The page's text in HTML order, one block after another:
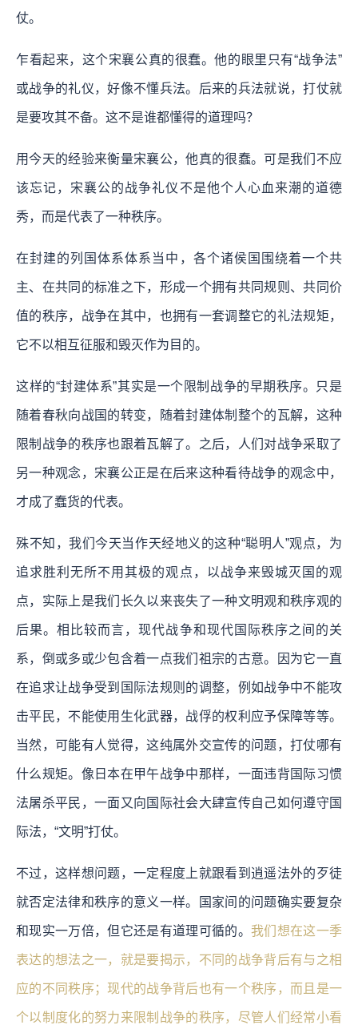
仗。
乍看起来，这个宋襄公真的很蠢。他的眼里只有“战争法”
或战争的礼仪，好像不懂兵法。后来的兵法就说，打仗就
是要攻其不备。这不是谁都懂得的道理吗？
用今天的经验来衡量宋襄公，他真的很蠢。可是我们不应
该忘记，宋襄公的战争礼仪不是他个人心血来潮的道德
秀，而是代表了一种秩序。
在封建的列国体系体系当中，各个诸侯国围绕着一个共
主、在共同的标准之下，形成一个拥有共同规则、共同价
值的秩序，战争在其中，也拥有一套调整它的礼法规矩，
它不以相互征服和毁灭作为目的。
这样的“封建体系”其实是一个限制战争的早期秩序。只是
随着春秋向战国的转变，随着封建体制整个的瓦解，这种
限制战争的秩序也跟着瓦解了。之后，人们对战争采取了
另一种观念，宋襄公正是在后来这种看待战争的观念中，
才成了蠢货的代表。
殊不知，我们今天当作天经地义的这种“聪明人”观点，为
追求胜利无所不用其极的观点，以战争来毁城灭国的观
点，实际上是我们长久以来丧失了一种文明观和秩序观的
后果。相比较而言，现代战争和现代国际秩序之间的关
系，倒或多或少包含着一点我们祖宗的古意。因为它一直
在追求让战争受到国际法规则的调整，例如战争中不能攻
击平民，不能使用生化武器，战俘的权利应予保障等等。
当然，可能有人觉得，这纯属外交宣传的问题，打仗哪有
什么规矩。像日本在甲午战争中那样，一面违背国际习惯
法屠杀平民，一面又向国际社会大肆宣传自己如何遵守国
际法，“文明”打仗。
不过，这样想问题，一定程度上就跟看到逍遥法外的歹徒
就否定法律和秩序的意义一样。国家间的问题确实要复杂
和现实一万倍，但它还是有道理可循的。 我们想在这一季
表达的想法之一，就是要揭示，不同的战争背后有与之相
应的不同秩序；现代的战争背后也有一个秩序，而且是一
个以制度化的努力来限制战争的秩序，尽管人们经常小看